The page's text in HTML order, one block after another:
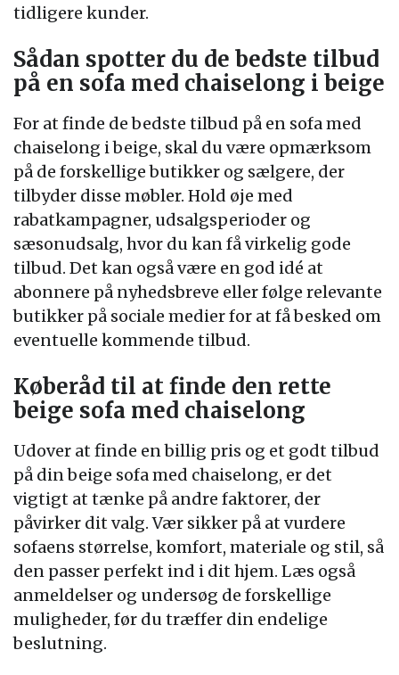
tidligere kunder.
Sådan spotter du de bedste tilbud
på en sofa med chaiselong i beige
For at finde de bedste tilbud på en sofa med
chaiselong i beige, skal du være opmærksom
på de forskellige butikker og sælgere, der
tilbyder disse møbler. Hold øje med
rabatkampagner, udsalgsperioder og
sæsonudsalg, hvor du kan få virkelig gode
tilbud. Det kan også være en god idé at
abonnere på nyhedsbreve eller følge relevante
butikker på sociale medier for at få besked om
eventuelle kommende tilbud.
Køberåd til at finde den rette
beige sofa med chaiselong
Udover at finde en billig pris og et godt tilbud
på din beige sofa med chaiselong, er det
vigtigt at tænke på andre faktorer, der
påvirker dit valg. Vær sikker på at vurdere
sofaens størrelse, komfort, materiale og stil, så
den passer perfekt ind i dit hjem. Læs også
anmeldelser og undersøg de forskellige
muligheder, før du træffer din endelige
beslutning.